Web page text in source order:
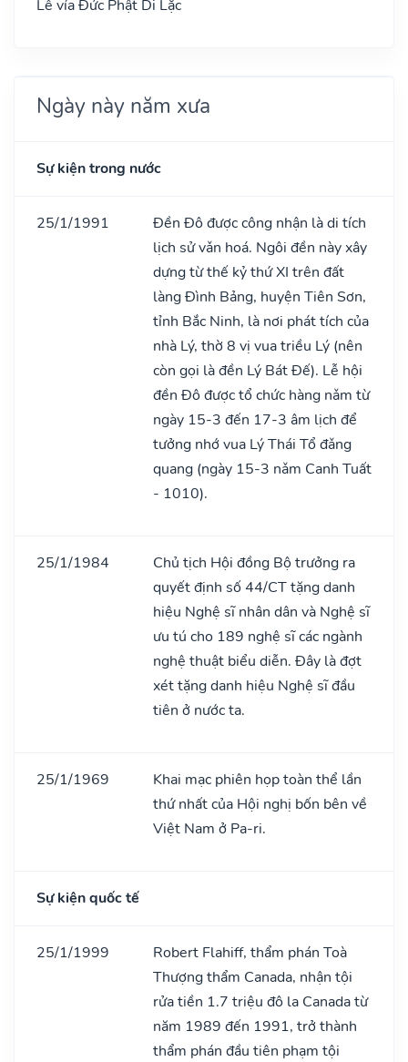
Lễ vía Đức Phật Di Lặc
Ngày này năm xưa
Sự kiện trong nước
25/1/1991
Đền Đô được công nhận là di tích
lịch sử vǎn hoá. Ngôi đền này xây
dựng từ thế kỷ thứ XI trên đất
làng Đình Bảng, huyện Tiên Sơn,
tỉnh Bắc Ninh, là nơi phát tích của
nhà Lý, thờ 8 vị vua triều Lý (nên
còn gọi là đền Lý Bát Đế). Lễ hội
đền Đô được tổ chức hàng nǎm từ
ngày 15-3 đến 17-3 âm lịch để
tưởng nhớ vua Lý Thái Tổ đǎng
quang (ngày 15-3 nǎm Canh Tuất
- 1010).
25/1/1984
Chủ tịch Hội đồng Bộ trưởng ra
quyết định số 44/CT tặng danh
hiệu Nghệ sĩ nhân dân và Nghệ sĩ
ưu tú cho 189 nghệ sĩ các ngành
nghệ thuật biểu diễn. Đây là đợt
xét tặng danh hiệu Nghệ sĩ đầu
tiên ở nước ta.
25/1/1969
Khai mạc phiên họp toàn thể lần
thứ nhất của Hội nghị bốn bên về
Việt Nam ở Pa-ri.
Sự kiện quốc tế
25/1/1999
Robert Flahiff, thẩm phán Toà
Thượng thẩm Canada, nhận tội
rửa tiền 1.7 triệu đô la Canada từ
năm 1989 đến 1991, trở thành
thẩm phán đầu tiên phạm tội